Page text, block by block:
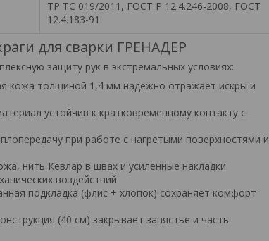
ТР ТС 019/2011, ГОСТ Р 12.4.246-2008, ГОСТ
12.4.183-91
для сварки ГРЕНАДЕР
защиту рук в экстремальных условиях:
кожа толщиной 1,4 мм надёжно отражает искры и
устойчив к кратковременному контакту с
при работе с нагретыми поверхностями и
нить Кевлар в швах и усиленные накладки
воздействий
подкладка (флис + хлопок) сохраняет комфорт
(40 см) закрывает запястье и часть